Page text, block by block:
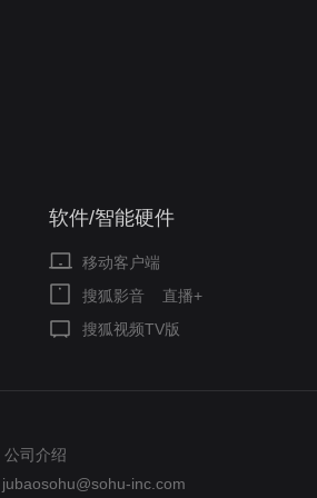
软件/智能硬件
移动客户端
搜狐影音
直播+
搜狐视频TV版
公司介绍
jubaosohu@sohu-inc.com